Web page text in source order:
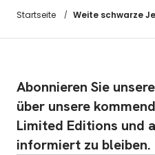
Startseite / Weite schwarze
Abonnieren Sie
über unsere
Limited Editions und
informiert zu bleiben.